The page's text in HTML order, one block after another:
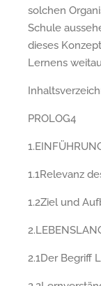
solchen
Schule
dieses
Lernens
PROLOG4
1.1Relevanz
1.2Ziel und
2.1Der Begriff